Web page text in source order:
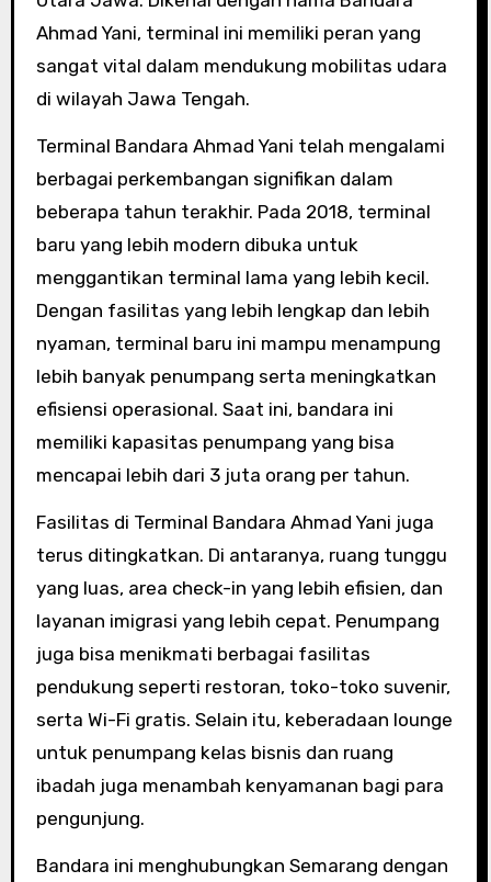
Ahmad Yani, terminal ini memiliki peran yang
sangat vital dalam mendukung mobilitas udara
di wilayah Jawa Tengah.
Terminal Bandara Ahmad Yani telah mengalami
berbagai perkembangan signifikan dalam
beberapa tahun terakhir. Pada 2018, terminal
baru yang lebih modern dibuka untuk
menggantikan terminal lama yang lebih kecil.
Dengan fasilitas yang lebih lengkap dan lebih
nyaman, terminal baru ini mampu menampung
lebih banyak penumpang serta meningkatkan
efisiensi operasional. Saat ini, bandara ini
memiliki kapasitas penumpang yang bisa
mencapai lebih dari 3 juta orang per tahun.
Fasilitas di Terminal Bandara Ahmad Yani juga
terus ditingkatkan. Di antaranya, ruang tunggu
yang luas, area check-in yang lebih efisien, dan
layanan imigrasi yang lebih cepat. Penumpang
juga bisa menikmati berbagai fasilitas
pendukung seperti restoran, toko-toko suvenir,
serta Wi-Fi gratis. Selain itu, keberadaan lounge
untuk penumpang kelas bisnis dan ruang
ibadah juga menambah kenyamanan bagi para
pengunjung.
Bandara ini menghubungkan Semarang dengan